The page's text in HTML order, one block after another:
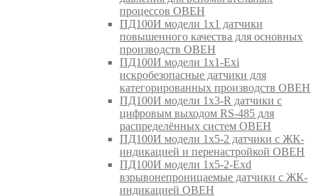
процессов ОВЕН
ПД100И модели 1х1 датчики
повышенного качества для основных
производств ОВЕН
ПД100И модели 1х1-Exi
искробезопасные датчики для
категорированных производств ОВЕН
ПД100И модели 1х3-R датчики с
цифровым выходом RS-485 для
распределённых систем ОВЕН
ПД100И модели 1х5-2 датчики с ЖК-
индикацией и перенастройкой ОВЕН
ПД100И модели 1х5-2-Exd
взрывонепроницаемые датчики с ЖК-
индикацией ОВЕН